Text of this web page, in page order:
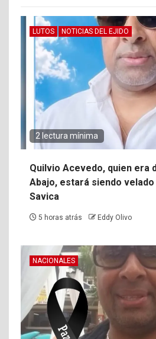
LUTOS NOTICIAS DEL EJIDO
2 lectura mínima
Quilvio Acevedo, quien era
Abajo, estará siendo
Savica
5 horas atrás Eddy Olivo
NACIONALES